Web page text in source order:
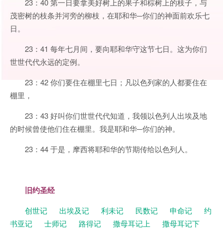
23：40 第一日要拿美好树上的果子和棕树上的枝子，与
茂密树的枝条并河旁的柳枝，在耶和华─你们的神面前欢乐七
日。
23：41 每年七月间，要向耶和华守这节七日。这为你们
世世代代永远的定例。
23：42 你们要住在棚里七日；凡以色列家的人都要住在
棚里，
23：43 好叫你们世世代代知道，我领以色列人出埃及地
的时候曾使他们住在棚里。我是耶和华─你们的神。
23：44 于是，摩西将耶和华的节期传给以色列人。
旧约圣经
创世记 出埃及记 利未记 民数记 申命记
约
书亚记
士师记 路得记 撒母耳记上
撒母耳记下